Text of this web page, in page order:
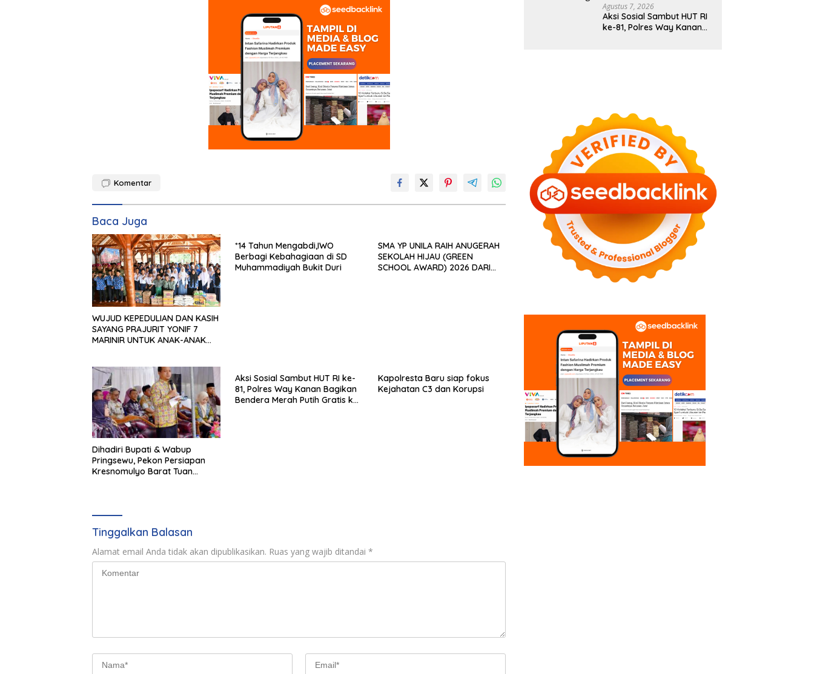
Komentar
Baca Juga
WUJUD KEPEDULIAN DAN KASIH
SAYANG PRAJURIT YONIF 7
MARINIR UNTUK ANAK-ANAK
*14 Tahun Mengabdi,IWO
Berbagi Kebahagiaan di SD
Muhammadiyah Bukit Duri
SMA YP UNILA RAIH ANUGERAH
SEKOLAH HIJAU (GREEN
SCHOOL AWARD) 2026 DARI
Dihadiri Bupati & Wabup
Pringsewu, Pekon Persiapan
Kresnomulyo Barat Tuan
Aksi Sosial Sambut HUT RI ke-
81, Polres Way Kanan Bagikan
Bendera Merah Putih Gratis ke
Kapolresta Baru siap fokus
Kejahatan C3 dan Korupsi
Tinggalkan Balasan
Alamat email Anda tidak akan dipublikasikan. Ruas yang wajib ditandai *
Agustus 7, 2026
Aksi Sosial Sambut HUT RI
ke-81, Polres Way Kanan